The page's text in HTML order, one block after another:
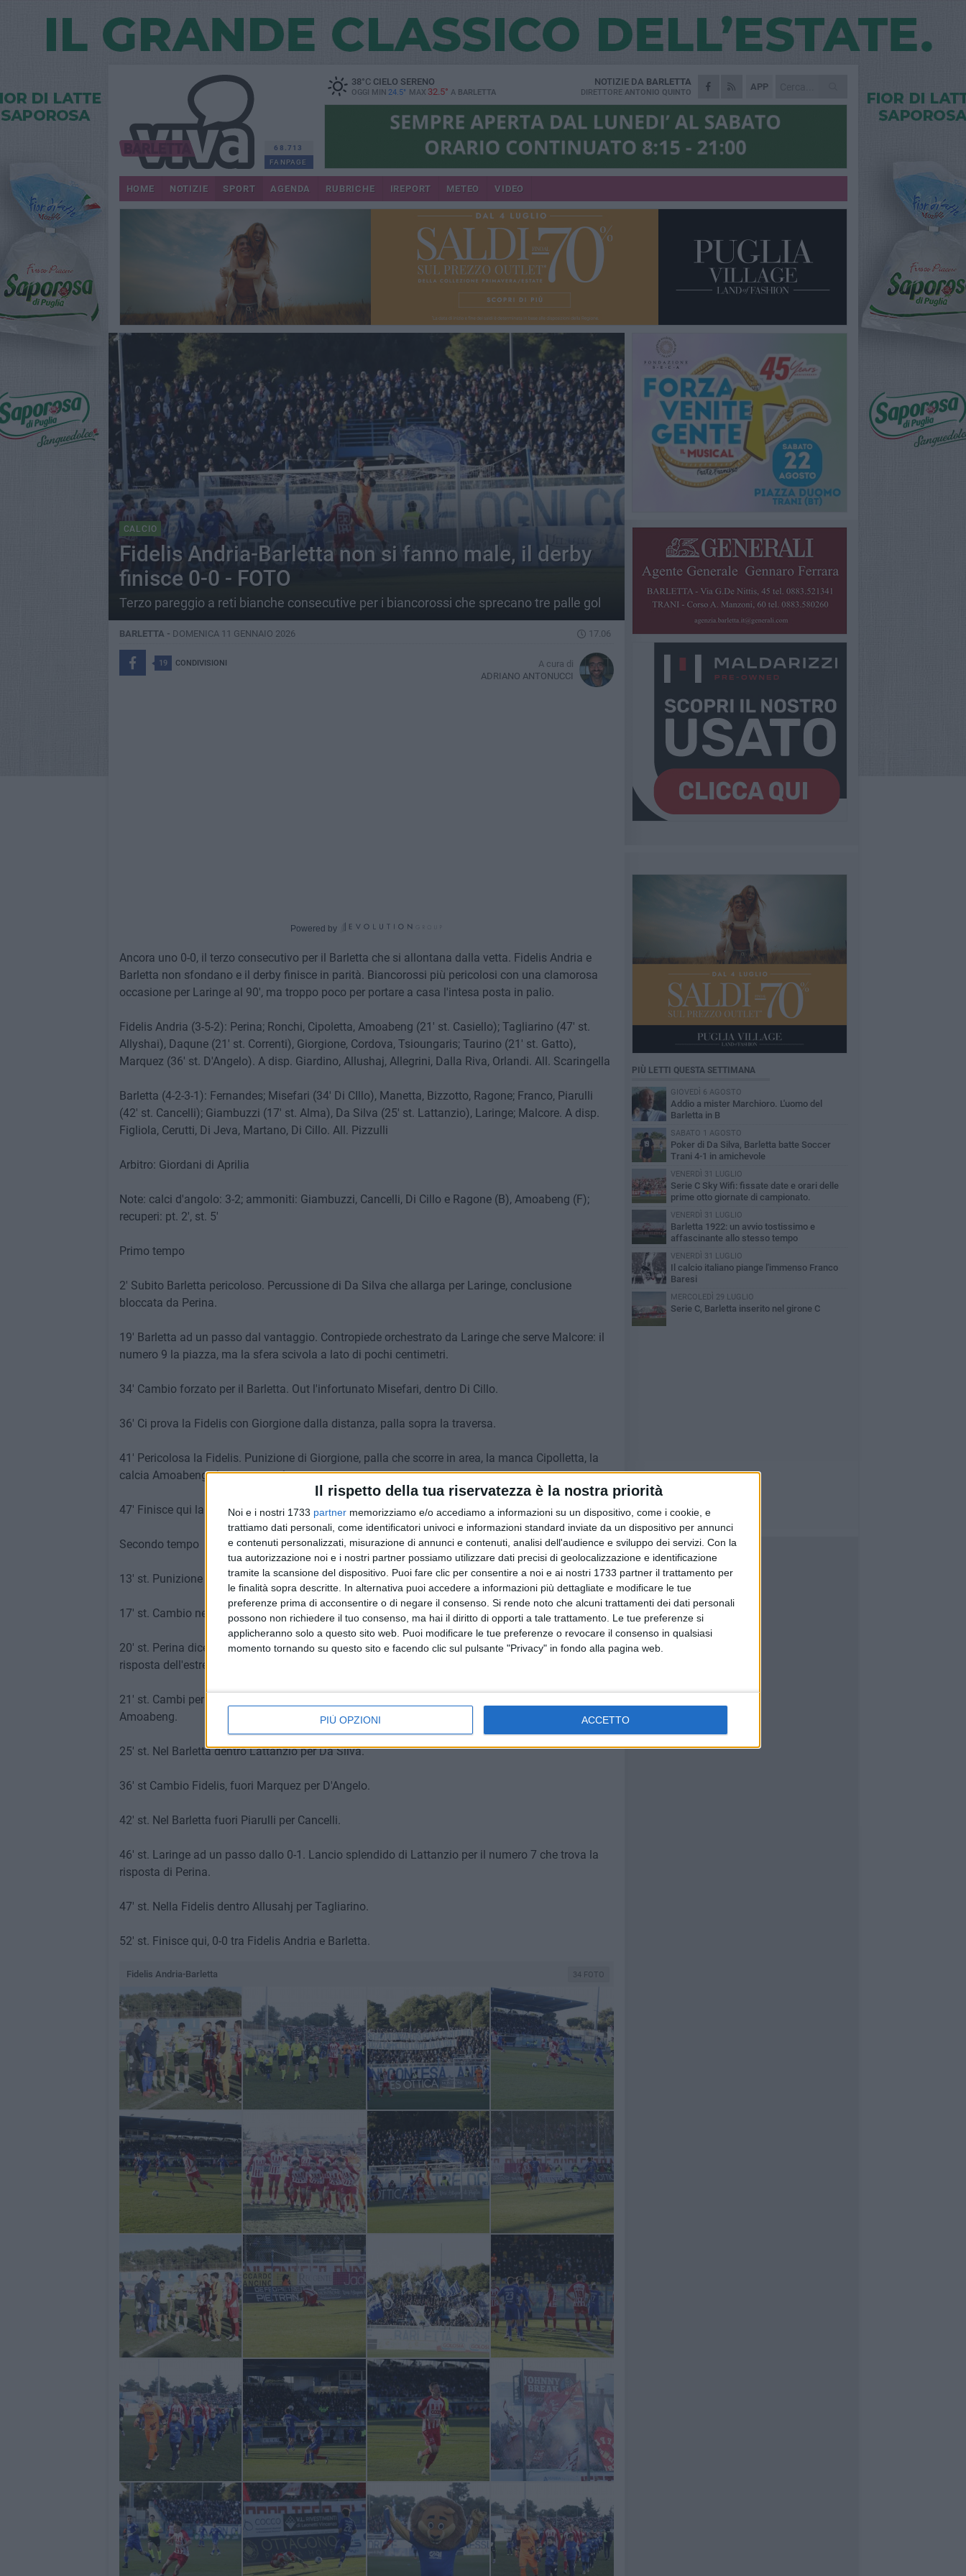
Il rispetto della tua riservatezza è la nostra priorità
Noi e i nostri 1733 partner memorizziamo e/o accediamo a informazioni su un dispositivo, come i cookie, e
trattiamo dati personali, come identificatori univoci e informazioni standard inviate da un dispositivo per annunci
e contenuti personalizzati, misurazione di annunci e contenuti, analisi dell'audience e sviluppo dei servizi. Con la
tua autorizzazione noi e i nostri partner possiamo utilizzare dati precisi di geolocalizzazione e identificazione
tramite la scansione del dispositivo. Puoi fare clic per consentire a noi e ai nostri 1733 partner il trattamento per
le finalità sopra descritte. In alternativa puoi accedere a informazioni più dettagliate e modificare le tue
preferenze prima di acconsentire o di negare il consenso. Si rende noto che alcuni trattamenti dei dati personali
possono non richiedere il tuo consenso, ma hai il diritto di opporti a tale trattamento. Le tue preferenze si
applicheranno solo a questo sito web. Puoi modificare le tue preferenze o revocare il consenso in qualsiasi
momento tornando su questo sito e facendo clic sul pulsante "Privacy" in fondo alla pagina web.
PIÙ OPZIONI ACCETTO
68.713
FANPAGE
38°CCIELO SERENO
OGGI MIN 24.5° MAX 32.5° A BARLETTA
APP
NOTIZIE DA BARLETTA
DIRETTORE ANTONIO QUINTO
HOME NOTIZIE SPORT AGENDA RUBRICHE IREPORT METEO VIDEO
CALCIO
Fidelis Andria-Barletta non si fanno male, il derby
finisce 0-0 - FOTO
Terzo pareggio a reti bianche consecutive per i biancorossi che sprecano tre palle gol
BARLETTA - DOMENICA 11 GENNAIO 2026 17.06
19 CONDIVISIONI
A cura di
ADRIANO ANTONUCCI
Powered by
Ancora uno 0-0, il terzo consecutivo per il Barletta che si allontana dalla vetta. Fidelis Andria e
Barletta non sfondano e il derby finisce in parità. Biancorossi più pericolosi con una clamorosa
occasione per Laringe al 90', ma troppo poco per portare a casa l'intesa posta in palio.
Fidelis Andria (3-5-2): Perina; Ronchi, Cipoletta, Amoabeng (21' st. Casiello); Tagliarino (47' st.
Allyshai), Daqune (21' st. Correnti), Giorgione, Cordova, Tsioungaris; Taurino (21' st. Gatto),
Marquez (36' st. D'Angelo). A disp. Giardino, Allushaj, Allegrini, Dalla Riva, Orlandi. All. Scaringella
Barletta (4-2-3-1): Fernandes; Misefari (34' Di CIllo), Manetta, Bizzotto, Ragone; Franco, Piarulli
(42' st. Cancelli); Giambuzzi (17' st. Alma), Da Silva (25' st. Lattanzio), Laringe; Malcore. A disp.
Figliola, Cerutti, Di Jeva, Martano, Di Cillo. All. Pizzulli
Arbitro: Giordani di Aprilia
Note: calci d'angolo: 3-2; ammoniti: Giambuzzi, Cancelli, Di Cillo e Ragone (B), Amoabeng (F);
recuperi: pt. 2', st. 5'
Primo tempo
2' Subito Barletta pericoloso. Percussione di Da Silva che allarga per Laringe, conclusione
bloccata da Perina.
19' Barletta ad un passo dal vantaggio. Contropiede orchestrato da Laringe che serve Malcore: il
numero 9 la piazza, ma la sfera scivola a lato di pochi centimetri.
34' Cambio forzato per il Barletta. Out l'infortunato Misefari, dentro Di Cillo.
36' Ci prova la Fidelis con Giorgione dalla distanza, palla sopra la traversa.
41' Pericolosa la Fidelis. Punizione di Giorgione, palla che scorre in area, la manca Cipolletta, la
calcia Amoabeng che non trova la porta.
47' Finisce qui la prima frazione, 0-0 tra Fidelis Andria e Barletta.
Secondo tempo
13' st. Punizione insidiosa per la Fidelis, Giorgione calcia a lato.
17' st. Cambio nel Barletta, fuori Giambuzzi e dentro il nuovo acquisto Alma.
20' st. Perina dice di no a Franco! Corner di Piarulli, la palla arriva al 16 che calcia ma trova la
risposta dell'estremo andriese.
21' st. Cambi per la Fidelis. Dentro Gatto per Taurino, Correnti per Daqune e Casiello per
Amoabeng.
25' st. Nel Barletta dentro Lattanzio per Da Silva.
36' st Cambio Fidelis, fuori Marquez per D'Angelo.
42' st. Nel Barletta fuori Piarulli per Cancelli.
46' st. Laringe ad un passo dallo 0-1. Lancio splendido di Lattanzio per il numero 7 che trova la
risposta di Perina.
47' st. Nella Fidelis dentro Allusahj per Tagliarino.
52' st. Finisce qui, 0-0 tra Fidelis Andria e Barletta.
34 FOTO
Fidelis Andria-Barletta
PIÙ LETTI QUESTA SETTIMANA
GIOVEDÌ 6 AGOSTO
Addio a mister Marchioro. L'uomo del
Barletta in B
SABATO 1 AGOSTO
Poker di Da Silva, Barletta batte Soccer
Trani 4-1 in amichevole
VENERDÌ 31 LUGLIO
Serie C Sky Wifi: fissate date e orari delle
prime otto giornate di campionato.
VENERDÌ 31 LUGLIO
Barletta 1922: un avvio tostissimo e
affascinante allo stesso tempo
VENERDÌ 31 LUGLIO
Il calcio italiano piange l'immenso Franco
Baresi
MERCOLEDÌ 29 LUGLIO
Serie C, Barletta inserito nel girone C